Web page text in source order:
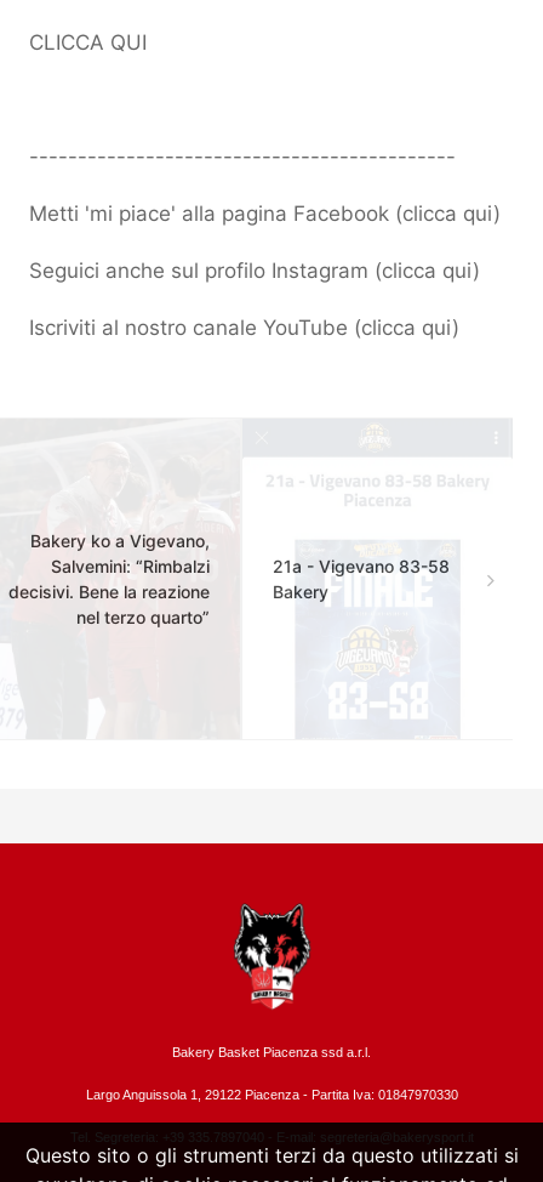
CLICCA QUI
--------------------------------------------
Metti 'mi piace' alla pagina Facebook (clicca qui)
Seguici anche sul profilo Instagram (clicca qui)
Iscriviti al nostro canale YouTube (clicca qui)
Bakery ko a Vigevano,
Salvemini: “Rimbalzi
decisivi. Bene la reazione
nel terzo quarto”
21a - Vigevano 83-58
Bakery
Bakery Basket Piacenza ssd a.r.l.
Largo Anguissola 1, 29122 Piacenza - Partita Iva: 01847970330
Tel. Segreteria: +39 335.7897040 - E-mail: segreteria@bakerysport.it
Questo sito o gli strumenti terzi da questo utilizzati si